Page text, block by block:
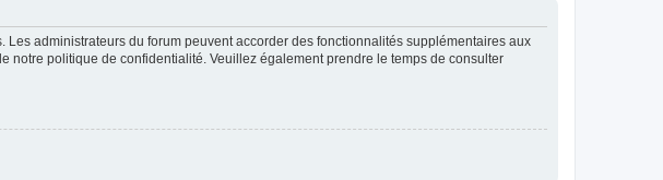
administrateurs du forum peuvent accorder des fonctionnalités supplémentaires aux
notre politique de confidentialité. Veuillez également prendre le temps de consulter